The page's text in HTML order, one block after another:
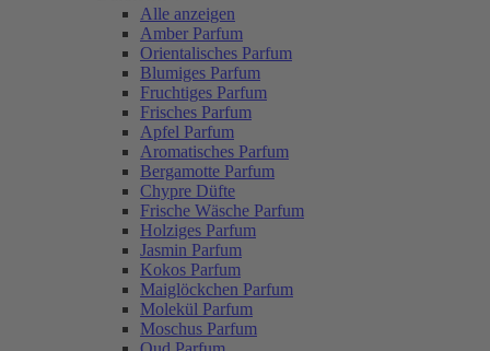
Alle anzeigen
Amber Parfum
Orientalisches Parfum
Blumiges Parfum
Fruchtiges Parfum
Frisches Parfum
Apfel Parfum
Aromatisches Parfum
Bergamotte Parfum
Chypre Düfte
Frische Wäsche Parfum
Holziges Parfum
Jasmin Parfum
Kokos Parfum
Maiglöckchen Parfum
Molekül Parfum
Moschus Parfum